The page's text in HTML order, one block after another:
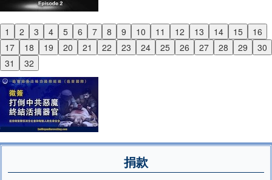
1 2 3 4 5 6 7 8 9 10 11 12 13 14 15
16
17
18 19 20 21 22 23 24 25 26 27 28 29
30
31
32
Previous
Next
捐款